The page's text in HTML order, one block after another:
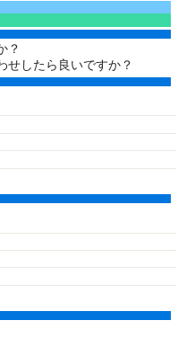
？
せしたら良いですか？